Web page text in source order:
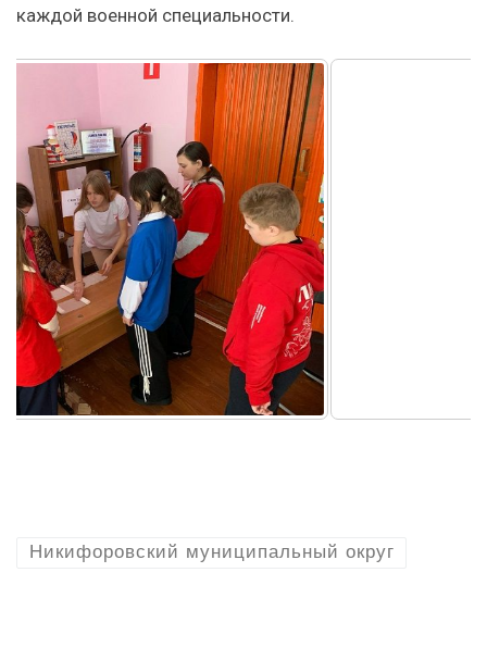
каждой военной специальности.
Никифоровский муниципальный округ